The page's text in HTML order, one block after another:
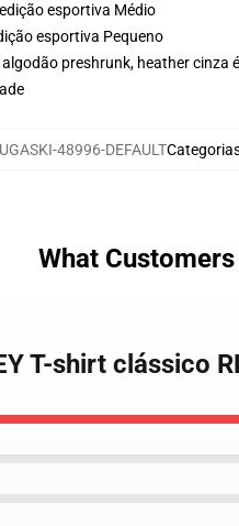
esportiva Médio
esportiva Pequeno
preshrunk, heather cinza
48996-DEFAULT
What Customers
T-shirt clássico